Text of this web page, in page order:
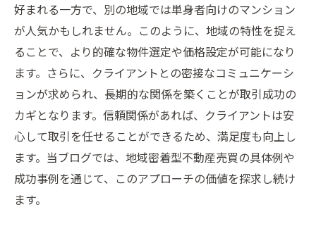
好まれる一方で、別の地域では単身者向けのマンション
が人気かもしれません。このように、地域の特性を捉え
ることで、より的確な物件選定や価格設定が可能になり
ます。さらに、クライアントとの密接なコミュニケーシ
ョンが求められ、長期的な関係を築くことが取引成功の
カギとなります。信頼関係があれば、クライアントは安
心して取引を任せることができるため、満足度も向上し
ます。当ブログでは、地域密着型不動産売買の具体例や
成功事例を通じて、このアプローチの価値を探求し続け
ます。